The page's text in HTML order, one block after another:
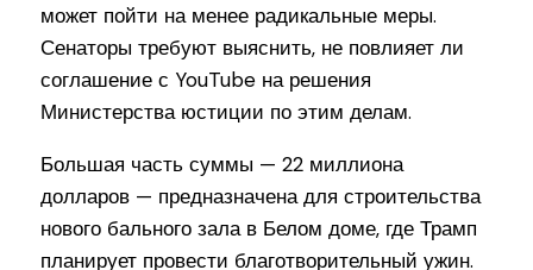
может пойти на менее радикальные меры.
Сенаторы требуют выяснить, не повлияет ли
соглашение с YouTube на решения
Министерства юстиции по этим делам.
Большая часть суммы — 22 миллиона
долларов — предназначена для строительства
нового бального зала в Белом доме, где Трамп
планирует провести благотворительный ужин.